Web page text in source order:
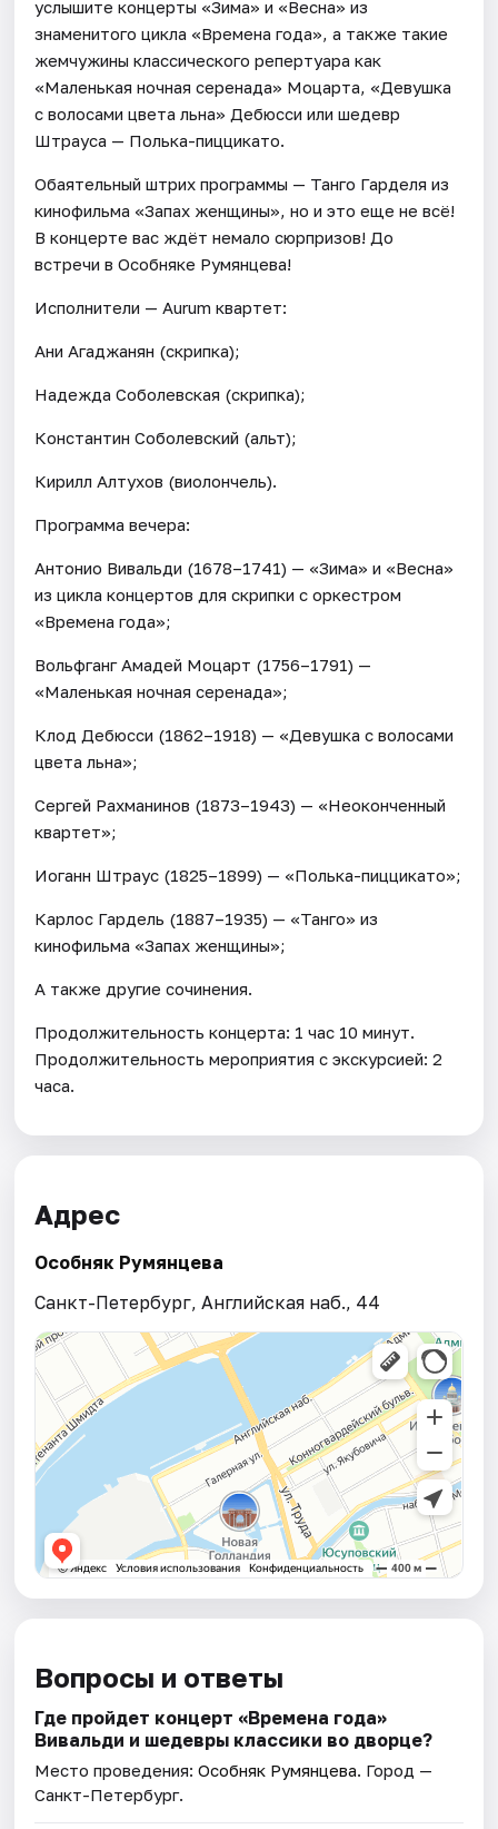
услышите концерты «Зима» и «Весна» из
знаменитого цикла «Времена года», а также такие
жемчужины классического репертуара как
«Маленькая ночная серенада» Моцарта, «Девушка
с волосами цвета льна» Дебюсси или шедевр
Штрауса — Полька-пиццикато.
Обаятельный штрих программы — Танго Гарделя из
кинофильма «Запах женщины», но и это еще не всё!
В концерте вас ждёт немало сюрпризов! До
встречи в Особняке Румянцева!
Исполнители — Aurum квартет:
Ани Агаджанян (скрипка);
Надежда Соболевская (скрипка);
Константин Соболевский (альт);
Кирилл Алтухов (виолончель).
Программа вечера:
Антонио Вивальди (1678–1741) — «Зима» и «Весна»
из цикла концертов для скрипки с оркестром
«Времена года»;
Вольфганг Амадей Моцарт (1756–1791) —
«Маленькая ночная серенада»;
Клод Дебюсси (1862–1918) — «Девушка с волосами
цвета льна»;
Сергей Рахманинов (1873–1943) — «Неоконченный
квартет»;
Иоганн Штраус (1825–1899) — «Полька-пиццикато»;
Карлос Гардель (1887–1935) — «Танго» из
кинофильма «Запах женщины»;
А также другие сочинения.
Продолжительность концерта: 1 час 10 минут.
Продолжительность мероприятия с экскурсией: 2
часа.
Адрес
Особняк Румянцева
Санкт-Петербург, Английская наб., 44
Вопросы и ответы
Где пройдет концерт «Времена года»
Вивальди и шедевры классики во дворце?
Место проведения:Особняк Румянцева. Город —
Санкт-Петербург.